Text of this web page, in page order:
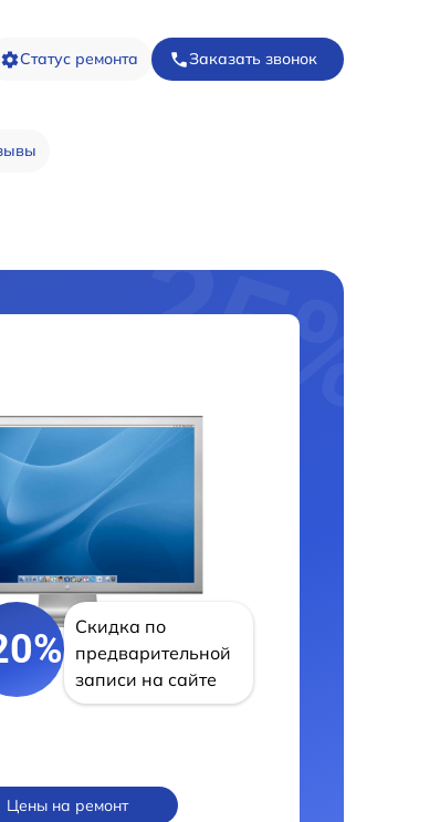
Статус ремонта Заказать звонок
Скидка по
предварительной
записи на сайте
Цены на ремонт